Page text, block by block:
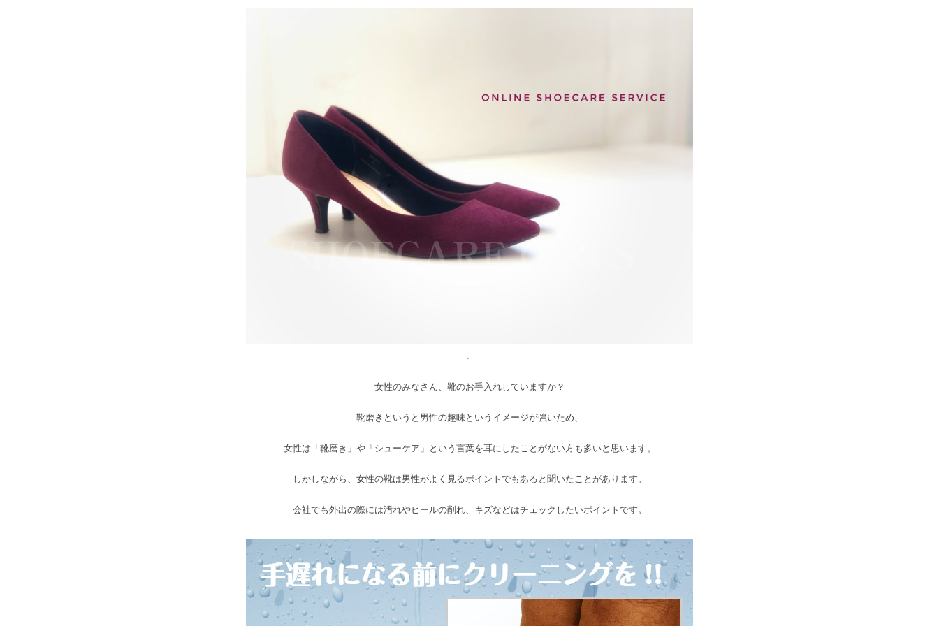
。
女性のみなさん、靴のお手入れしていますか？
靴磨きというと男性の趣味というイメージが強いため、
女性は「靴磨き」や「シューケア」という言葉を耳にしたことがない方も多いと思います。
しかしながら、女性の靴は男性がよく見るポイントでもあると聞いたことがあります。
会社でも外出の際には汚れやヒールの削れ、キズなどはチェックしたいポイントです。